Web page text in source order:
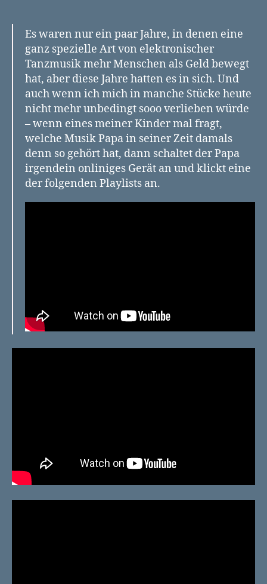
Es waren nur ein paar Jahre, in denen eine
ganz spezielle Art von elektronischer
Tanzmusik mehr Menschen als Geld bewegt
hat, aber diese Jahre hatten es in sich. Und
auch wenn ich mich in manche Stücke heute
nicht mehr unbedingt sooo verlieben würde
– wenn eines meiner Kinder mal fragt,
welche Musik Papa in seiner Zeit damals
denn so gehört hat, dann schaltet der Papa
irgendein onliniges Gerät an und klickt eine
der folgenden Playlists an.